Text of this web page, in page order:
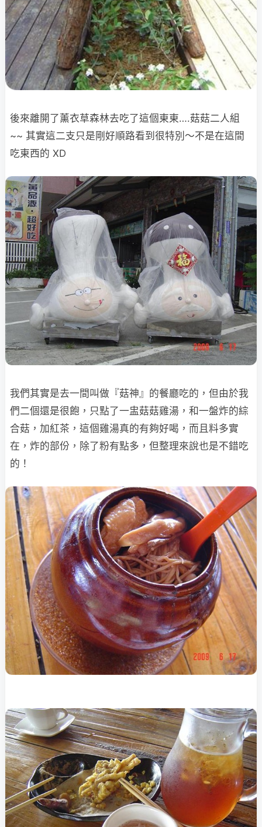
後來離開了薰衣草森林去吃了這個東東….菇菇二人組
~~ 其實這二支只是剛好順路看到很特別～不是在這間
吃東西的 XD
我們其實是去一間叫做『菇神』的餐廳吃的，但由於我
們二個還是很飽，只點了一盅菇菇雞湯，和一盤炸的綜
合菇，加紅茶，這個雞湯真的有夠好喝，而且料多實
在，炸的部份，除了粉有點多，但整理來說也是不錯吃
的！